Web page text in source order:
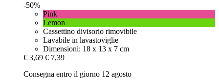
-50%
Pink
Lemon
Cassettino divisorio rimovibile
Lavabile in lavastoviglie
Dimensioni: 18 x 13 x 7 cm
€ 3,69 € 7,39
Consegna entro il giorno 12 agosto